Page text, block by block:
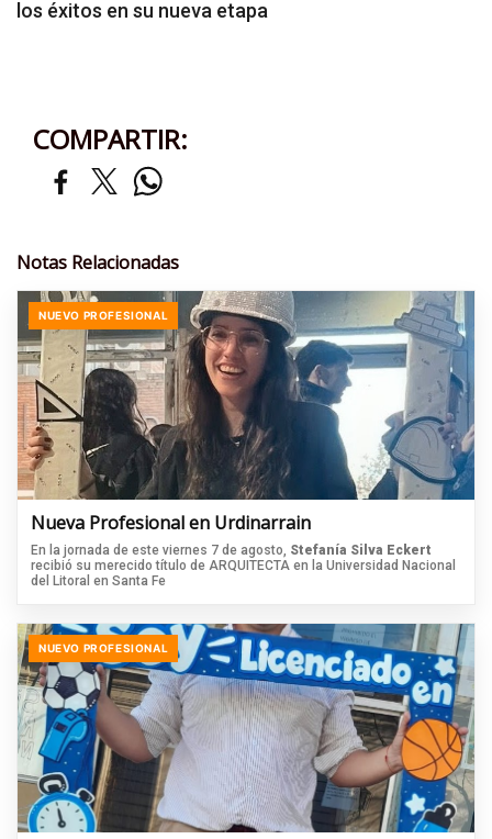
los éxitos en su nueva etapa
COMPARTIR:
Notas Relacionadas
NUEVO PROFESIONAL
Nueva Profesional en Urdinarrain
En la jornada de este viernes 7 de agosto, Stefanía Silva Eckert
recibió su merecido título de ARQUITECTA en la Universidad Nacional
del Litoral en Santa Fe
NUEVO PROFESIONAL